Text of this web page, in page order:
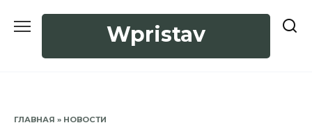
Wpristav
ГЛАВНАЯ » НОВОСТИ